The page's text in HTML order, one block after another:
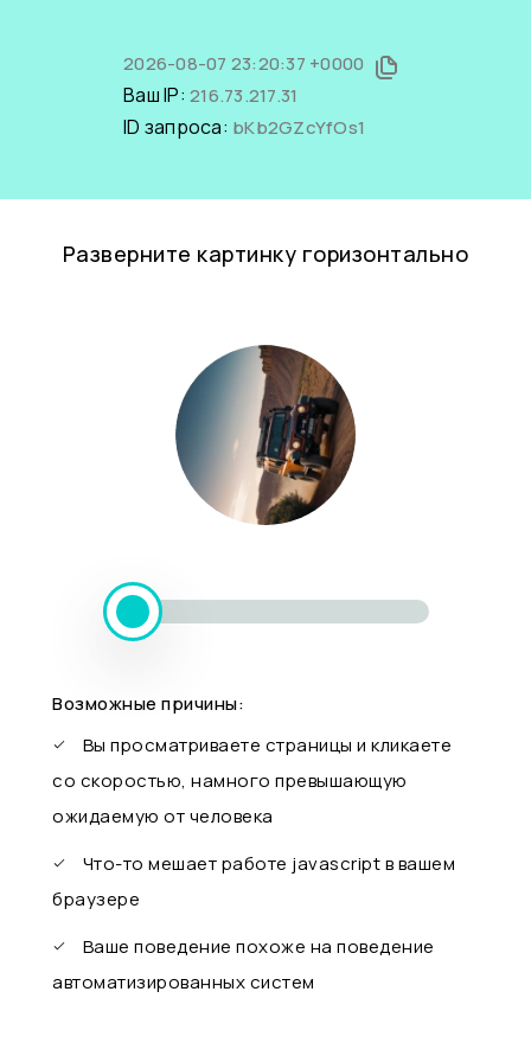
2026-08-07 23:20:37 +0000
Ваш IP: 216.73.217.31
ID запроса: bKb2GZcYfOs1
Разверните картинку горизонтально
Возможные причины:
Вы просматриваете страницы и кликаете
со скоростью, намного превышающую
ожидаемую от человека
Что-то мешает работе javascript в вашем
браузере
Ваше поведение похоже на поведение
автоматизированных систем